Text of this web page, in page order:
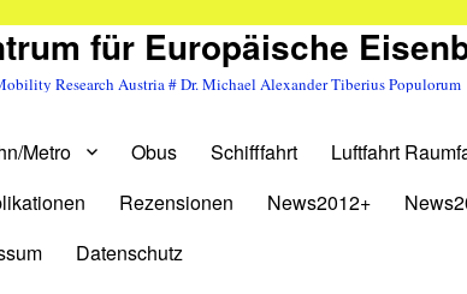
für Europäische
Research Austria # Dr. Michael Alexander Tiberius Populorum
Metro Obus Schifffahrt Luftfahrt
Rezensionen News2012+
Datenschutz